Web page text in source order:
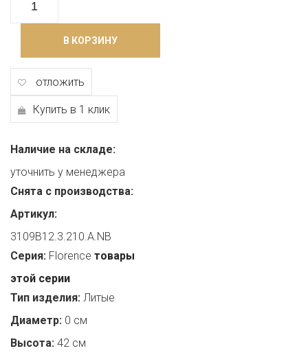
В КОРЗИНУ
отложить
Купить в 1 клик
Наличие на складе:
уточнить у менеджера
Снята с производства:
Артикул:
3109B12.3.210.A.NB
Серия: Florence товары
этой серии
Тип изделия: Литые
Диаметр: 0 см
Высота: 42 см